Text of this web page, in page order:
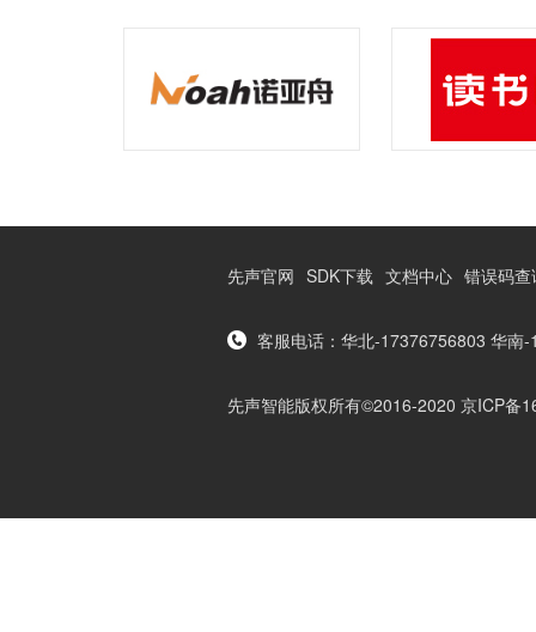
先声官网 SDK下载 文档中心 错误码查
客服电话：华北-17376756803 华
先声智能版权所有©2016-2020 京ICP备